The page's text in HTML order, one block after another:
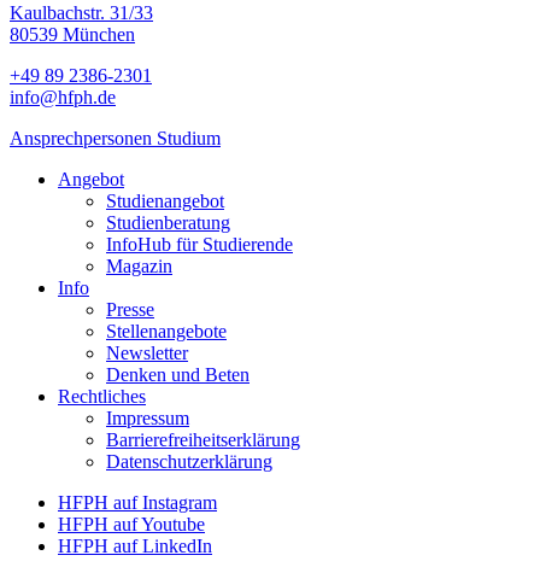
Kaulbachstr. 31/33
80539 München
+49 89 2386-2301
info@hfph.de
Ansprechpersonen Studium
Angebot
Studienangebot
Studien­beratung
InfoHub für Studierende
Magazin
Info
Presse
Stellenangebote
Newsletter
Denken und Beten
Rechtliches
Impressum
Barrierefreiheitserklärung
Datenschutzerklärung
HFPH auf Instagram
HFPH auf Youtube
HFPH auf LinkedIn